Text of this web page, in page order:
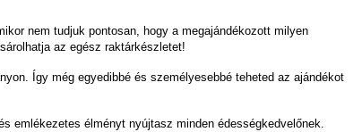
nem tudjuk pontosan, hogy a megajándékozott milyen
az egész raktárkészletet!
Így még egyedibbé és személyesebbé teheted az ajándékot
emlékezetes élményt nyújtasz minden édességkedvelőnek.